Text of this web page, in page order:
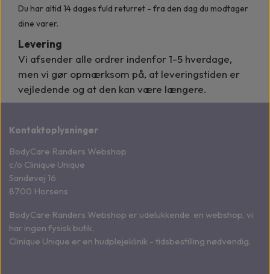
Du har altid 14 dages fuld returret - fra den dag du modtager
dine varer.
Levering
Vi afsender alle ordrer indenfor1-5 hverdage,
men vi gør opmærksom på, at leveringstiden er
vejledende og at den kan være længere.
Kontaktoplysninger
BodyCare Randers Webshop
c/o Clinique Unique
Sandøvej 16
8700 Horsens
BodyCare Randers Webshop er udelukkende en webshop, vi
har ingen fysisk butik.
Clinique Unique er en hudplejeklinik - tidsbestilling nødvendig.